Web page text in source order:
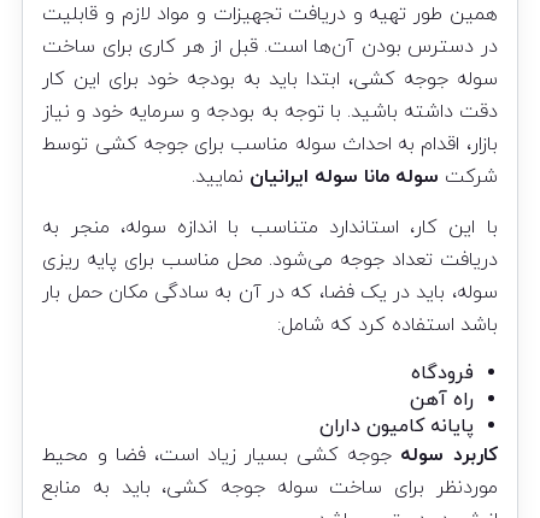
همین طور تهیه و دریافت تجهیزات و مواد لازم و قابلیت
در دسترس بودن آن‌ها است. قبل از هر کاری برای ساخت
سوله جوجه کشی، ابتدا باید به بودجه خود برای این کار
دقت داشته باشید. با توجه به بودجه و سرمایه خود و نیاز
بازار، اقدام به احداث سوله مناسب برای جوجه کشی توسط
شرکت‌ سوله مانا سوله ایرانیان نمایید.
با این کار، استاندارد متناسب با اندازه سوله، منجر به
دریافت تعداد جوجه می‌شود. محل مناسب برای پایه ریزی
سوله، باید در یک فضا، که در آن به سادگی مکان حمل بار
باشد استفاده کرد که شامل:
فرودگاه
راه آهن
پایانه کامیون داران
کاربرد سوله جوجه کشی بسیار زیاد است، فضا و محیط
موردنظر برای ساخت سوله جوجه کشی، باید به منابع